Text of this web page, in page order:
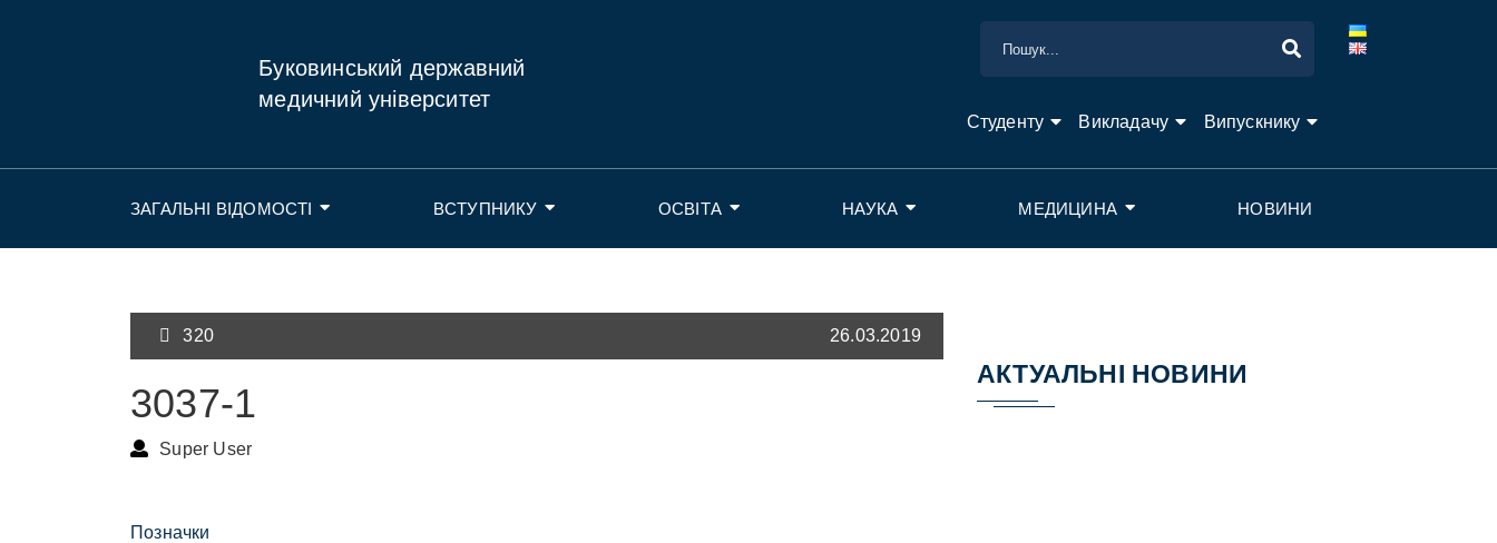
Буковинський державний
медичний університет
Студенту Викладачу Випускнику
ЗАГАЛЬНІ ВІДОМОСТІ ВСТУПНИКУ ОСВІТА НАУКА МЕДИЦИНА НОВИНИ
320 26.03.2019
3037-1
Super User
Позначки
АКТУАЛЬНІ НОВИНИ